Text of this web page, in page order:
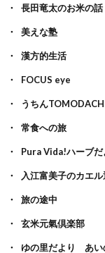
長田竜太のお米の話
美えな塾
漢方的生活
FOCUS eye
うちん
常食への旅
Pura Vida!ハーブだ
入江富美子のカエ
旅の途中
玄米元氣倶楽部
ゆの里だより あい